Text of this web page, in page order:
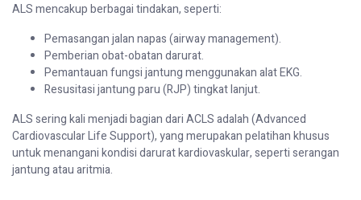
ALS mencakup berbagai tindakan, seperti:
Pemasangan jalan napas (airway management).
Pemberian obat-obatan darurat.
Pemantauan fungsi jantung menggunakan alat EKG.
Resusitasi jantung paru (RJP) tingkat lanjut.
ALS sering kali menjadi bagian dari ACLS adalah (Advanced
Cardiovascular Life Support), yang merupakan pelatihan khusus
untuk menangani kondisi darurat kardiovaskular, seperti serangan
jantung atau aritmia.